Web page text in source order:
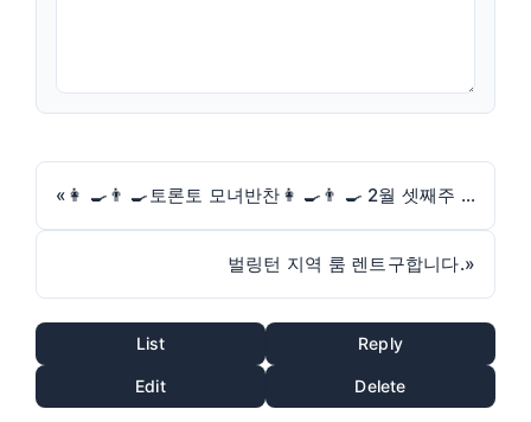
« 👩 ‍🍳👨 ‍🍳토론토 모녀반찬👩 ‍🍳👨 ‍🍳 2월 셋째주 메뉴공지🔴 2월의 Special Menu 있습니다.
벌링턴 지역 룸 렌트구합니다.»
List Reply
Edit Delete